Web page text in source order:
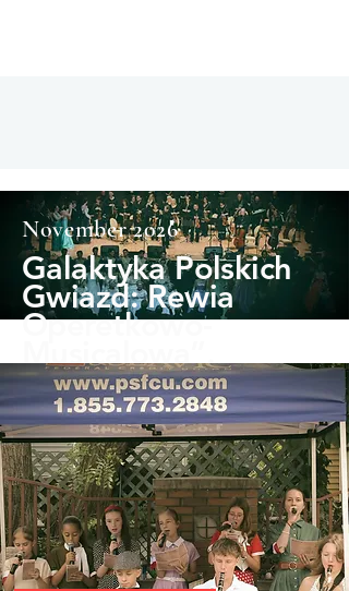
November 2026
Galaktyka Polskich
Gwiazd: Rewia
Operetkowo-
Musicalowa”.
Zabrzmią największe przeboje
operetkowe w rytmie walca i
czardasza z operetek:
*Księżniczka Czardasza*,
*Hrabina Marica*, *Kraina
Uśmiechu*, *Giuditta* i *Wesoła
Wdówka* – a także utwory z
musicali: *West Side Story*,
*Upiór w Operze*, *Skrzypek na
Dachu* oraz *My Fair Lady*.